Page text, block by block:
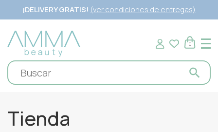
¡DELIVERY GRATIS! (ver condiciones de entregas)
0
Tienda